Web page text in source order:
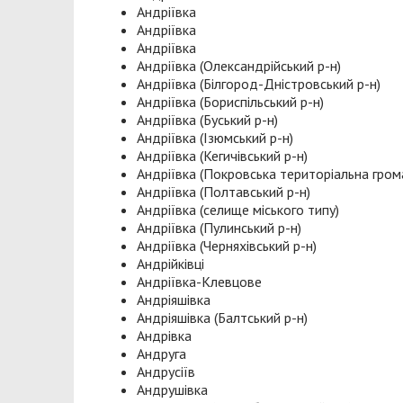
Андріївка
Андріївка
Андріївка
Андріївка (Олександрійський р-н)
Андріївка (Білгород-Дністровський р-н)
Андріївка (Бориспільський р-н)
Андріївка (Буський р-н)
Андріївка (Ізюмський р-н)
Андріївка (Кегичівський р-н)
Андріївка (Покровська територіальна
Андріївка (Полтавський р-н)
Андріївка (селище міського типу)
Андріївка (Пулинський р-н)
Андріївка (Черняхівський р-н)
Андрійківці
Андріївка-Клевцове
Андріяшівка
Андріяшівка (Балтський р-н)
Андрівка
Андруга
Андрусіїв
Андрушівка